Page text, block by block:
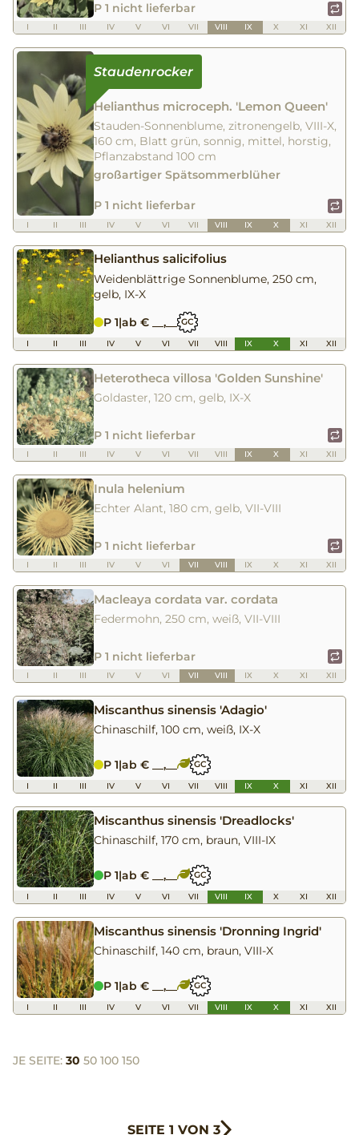
P 1 nicht lieferbar
I II III IV V VI VII VIII IX X XI XII
Helianthus microceph. 'Lemon Queen'
Stauden-Sonnenblume, zitronengelb, VIII-X,
160 cm, Blatt grün, sonnig, mittel, horstig,
Pflanzabstand 100 cm
großartiger Spätsommerblüher
P 1 nicht lieferbar
I II III IV V VI VII VIII IX X XI XII
Helianthus salicifolius
Weidenblättrige Sonnenblume, 250 cm,
gelb, IX-X
P 1|ab € __,__ GC
I II III IV V VI VII VIII IX X XI XII
Heterotheca villosa 'Golden Sunshine'
Goldaster, 120 cm, gelb, IX-X
P 1 nicht lieferbar
I II III IV V VI VII VIII IX X XI XII
Inula helenium
Echter Alant, 180 cm, gelb, VII-VIII
P 1 nicht lieferbar
I II III IV V VI VII VIII IX X XI XII
Macleaya cordata var. cordata
Federmohn, 250 cm, weiß, VII-VIII
P 1 nicht lieferbar
I II III IV V VI VII VIII IX X XI XII
Miscanthus sinensis 'Adagio'
Chinaschilf, 100 cm, weiß, IX-X
P 1|ab € __,__ GC
I II III IV V VI VII VIII IX X XI XII
Miscanthus sinensis 'Dreadlocks'
Chinaschilf, 170 cm, braun, VIII-IX
P 1|ab € __,__ GC
I II III IV V VI VII VIII IX X XI XII
Miscanthus sinensis 'Dronning Ingrid'
Chinaschilf, 140 cm, braun, VIII-X
P 1|ab € __,__ GC
I II III IV V VI VII VIII IX X XI XII
JE SEITE: 30 50 100 150
SEITE 1 VON 3